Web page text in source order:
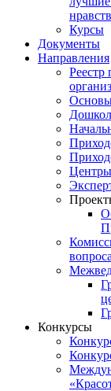
Курсы
Документы
Направления
Реестр
Центры
Конкурсы